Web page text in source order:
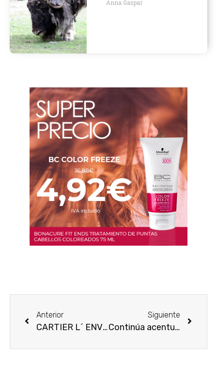
Anna Gaspar
Anterior
CARTIER L´ ENVOL, reinventando el perfume del nuevo gentleman
Siguiente
Continúa acentuándose la moda del piercing